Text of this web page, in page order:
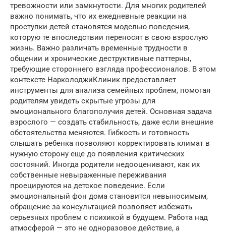
тревожности или замкнутости. Для многих родителей
важно понимать, что их ежедневные реакции на
проступки детей становятся моделью поведения,
которую те впоследствии переносят в свою взрослую
жизнь. Важно различать временные трудности в
общении и хронические деструктивные паттерны,
требующие стороннего взгляда профессионалов. В этом
контексте НарколоджиКлиник предоставляет
инструменты для анализа семейных проблем, помогая
родителям увидеть скрытые угрозы для
эмоционального благополучия детей. Основная задача
взрослого — создать стабильность, даже если внешние
обстоятельства меняются. Гибкость и готовность
слышать ребенка позволяют корректировать климат в
нужную сторону еще до появления критических
состояний. Иногда родители недооценивают, как их
собственные невыраженные переживания
проецируются на детское поведение. Если
эмоциональный фон дома становится невыносимым,
обращение за консультацией позволяет избежать
серьезных проблем с психикой в будущем. Работа над
атмосферой — это не одноразовое действие, а